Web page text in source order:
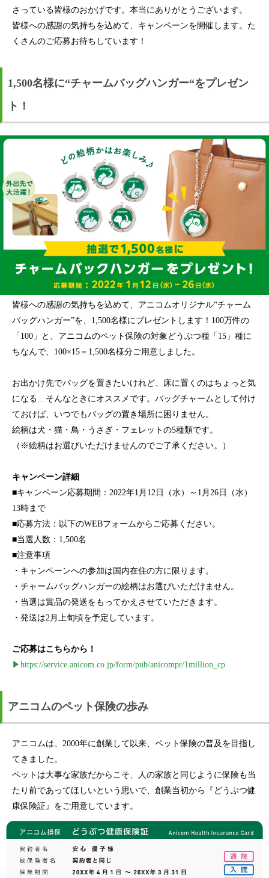
さっている皆様のおかげです。本当にありがとうございます。
皆様への感謝の気持ちを込めて、キャンペーンを開催します。た
くさんのご応募お待ちしています！
1,500名様に“チャームバッグハンガー“をプレゼン
ト！
皆様への感謝の気持ちを込めて、アニコムオリジナル“チャーム
バッグハンガー”を、1,500名様にプレゼントします！100万件の
「100」と、アニコムのペット保険の対象どうぶつ種「15」種に
ちなんで、100×15＝1,500名様分ご用意しました。
お出かけ先でバッグを置きたいけれど、床に置くのはちょっと気
になる…そんなときにオススメです。バッグチャームとして付け
ておけば、いつでもバッグの置き場所に困りません。
絵柄は犬・猫・鳥・うさぎ・フェレットの5種類です。
（※絵柄はお選びいただけませんのでご了承ください。）
キャンペーン詳細
■キャンペーン応募期間：2022年1月12日（水）～1月26日（水）
13時まで
■応募方法：以下のWEBフォームからご応募ください。
■当選人数：1,500名
■注意事項
・キャンペーンへの参加は国内在住の方に限ります。
・チャームバッグハンガーの絵柄はお選びいただけません。
・当選は賞品の発送をもってかえさせていただきます。
・発送は2月上旬頃を予定しています。
ご応募はこちらから！
▶https://service.anicom.co.jp/form/pub/anicompr/1million_cp
アニコムのペット保険の歩み
アニコムは、2000年に創業して以来、ペット保険の普及を目指し
てきました。
ペットは大事な家族だからこそ、人の家族と同じように保険も当
たり前であってほしいという思いで、創業当初から『どうぶつ健
康保険証』をご用意しています。